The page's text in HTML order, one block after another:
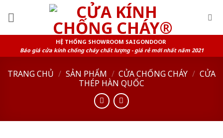
HỆ THỐNG SHOWROOM SAIGONDOOR
Báo giá cửa kính chống cháy chất lượng - giá rẻ mới nhất năm 2021
TRANG CHỦ / SẢN PHẨM / CỬA CHỐNG CHÁY / CỬA
THÉP HÀN QUỐC